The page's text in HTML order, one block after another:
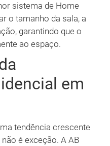
sistema de Home
o tamanho da sala, a
garantindo que o
ao espaço.
em
tendência crescente
é exceção. A AB